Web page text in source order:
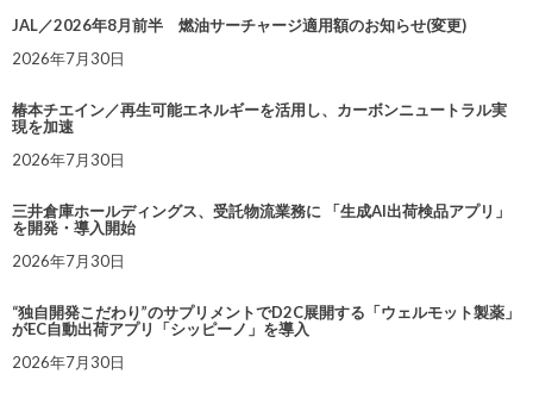
JAL／2026年8月前半 燃油サーチャージ適用額のお知らせ(変更)
2026年7月30日
椿本チエイン／再生可能エネルギーを活用し、カーボンニュートラル実
現を加速
2026年7月30日
三井倉庫ホールディングス、受託物流業務に 「生成AI出荷検品アプリ」
を開発・導入開始
2026年7月30日
“独自開発こだわり”のサプリメントでD2C展開する「ウェルモット製薬」
がEC自動出荷アプリ「シッピーノ」を導入
2026年7月30日